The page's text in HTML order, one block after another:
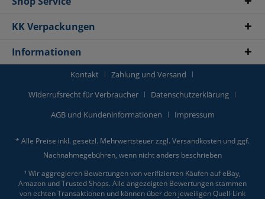
KK Verpackungen
Informationen
Kontakt
Zahlung und Versand
Widerrufsrecht für Verbraucher
Datenschutzerklärung
AGB und Kundeninformationen
Impressum
* Alle Preise inkl. gesetzl. Mehrwertsteuer zzgl. Versandkosten und ggf.
Nachnahmegebühren, wenn nicht anders beschrieben
¹ Wir aggregieren Bewertungen von verifizierten Käufen auf eBay,
Amazon und Trusted Shops. Alle angezeigten Bewertungen stammen
von echten Transaktionen und können über den jeweiligen Quell-Link